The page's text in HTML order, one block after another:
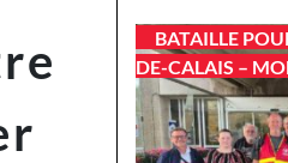
BATAILLE
DE-CALAIS –